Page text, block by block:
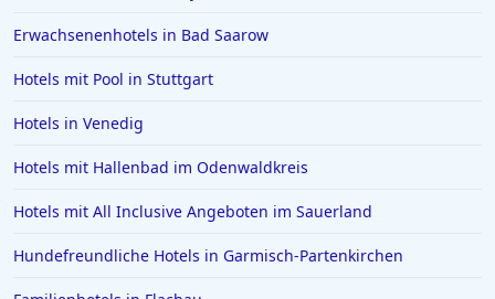
Erwachsenenhotels in Bad Saarow
Hotels mit Pool in Stuttgart
Hotels in Venedig
Hotels mit Hallenbad im Odenwaldkreis
Hotels mit All Inclusive Angeboten im Sauerland
Hundefreundliche Hotels in Garmisch-Partenkirchen